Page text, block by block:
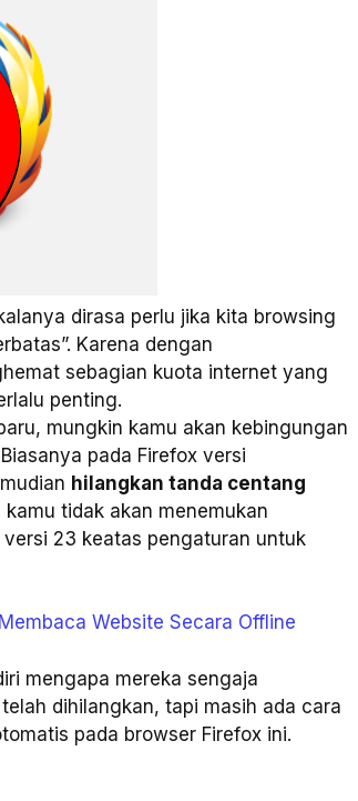
dirasa perlu jika kita browsing
Karena dengan
sebagian kuota internet yang
penting.
mungkin kamu akan kebingungan
pada Firefox versi
hilangkan tanda centang
tidak akan menemukan
23 keatas pengaturan untuk
Website Secara Offline
mengapa mereka sengaja
dihilangkan, tapi masih ada cara
pada browser Firefox ini.